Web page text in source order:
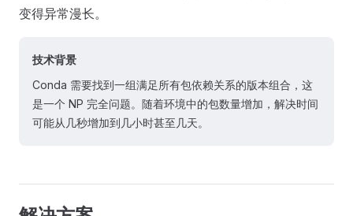
变得异常漫长。
技术背景
Conda 需要找到一组满足所有包依赖关系的版本组合，这
是一个 NP 完全问题。随着环境中的包数量增加，解决时间
可能从几秒增加到几小时甚至几天。